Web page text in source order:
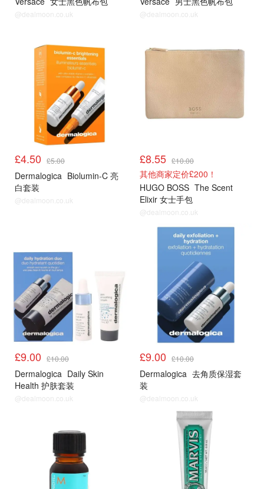
@dealmoon.co.uk @dealmoon.co.uk
£4.50 £5.00
Dermalogica Biolumin-C 亮
白套装
@dealmoon.co.uk
£8.55 £10.00
其他商家定价£200！
HUGO BOSS The Scent
Elixir 女士手包
@dealmoon.co.uk
£9.00 £10.00
Dermalogica Daily Skin
Health 护肤套装
@dealmoon.co.uk
£9.00 £10.00
Dermalogica 去角质保湿套
装
@dealmoon.co.uk